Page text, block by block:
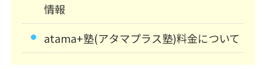
情報
atama+塾(アタマプラス塾)料金について